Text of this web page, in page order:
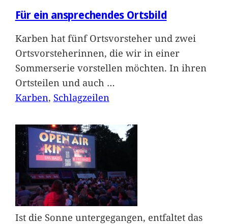
Für ein ansprechendes Ortsbild
Karben hat fünf Ortsvorsteher und zwei
Ortsvorsteherinnen, die wir in einer
Sommerserie vorstellen möchten. In ihren
Ortsteilen und auch …
Karben, Schlagzeilen
Ist die Sonne untergegangen, entfaltet das